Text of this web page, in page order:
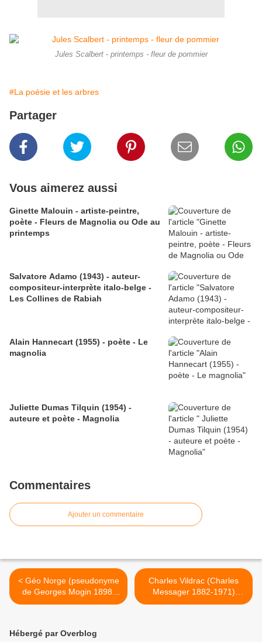
Jules Scalbert - printemps - fleur de pommier
#La poésie et les arbres
Partager
Vous aimerez aussi
Ginette Malouin - artiste-peintre,
poète - Fleurs de Magnolia ou Ode au
printemps
Salvatore Adamo (1943) - auteur-
compositeur-interprète italo-belge -
Les Collines de Rabiah
Alain Hannecart (1955) - poète - Le
magnolia
Juliette Dumas Tilquin (1954) -
auteure et poète - Magnolia
Commentaires
Ajouter un commentaire
< Géo Norge (pseudonyme
de Georges Mogin 1898-
1990) - poète belge - Petite
Charles Vildrac (Charles
Messager 1882-1971)
poète, conteur, essayiste,
Hébergé par Overblog